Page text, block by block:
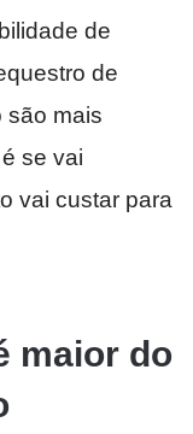
de
de
são mais
se vai
vai custar para
maior do